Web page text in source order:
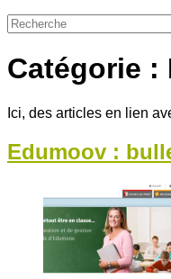
Catégorie :
Ici, des articles en lien
Edumoov :